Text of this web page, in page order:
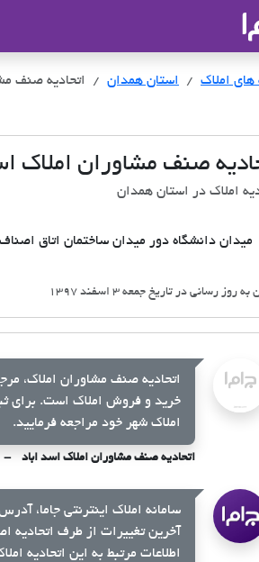
های املاک اتحادیه های املاک
استان همدان اتحادیه صنف
صنف مشاوران املاک
املاک در استان همدان
میدان دانشگاه دور میدان ساختمان اتاق اصناف
روز رسانی در تاریخ جمعه 3 اسفند 1397
اتحادیه صنف مشاوران املاک،
خرید و فروش املاک است. برای
املاک شهر خود مراجعه فرمایید.
اتحادیه صنف مشاوران املاک اسد اباد
سامانه املاک اینترنتی جاما،
آخرین تغییرات از طرف اتحادیه
اطلاعات مرتبط به این اتحادیه